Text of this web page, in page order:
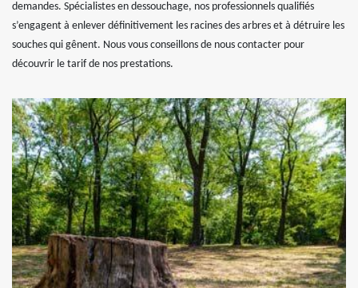
demandes. Spécialistes en dessouchage, nos professionnels qualifiés
s’engagent à enlever définitivement les racines des arbres et à détruire les
souches qui gênent. Nous vous conseillons de nous contacter pour
découvrir le tarif de nos prestations.